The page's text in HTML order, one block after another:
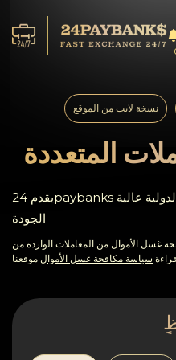
الخدمات
افاحتٍاظٍات
ففشر?اء
آراء
اف?نالٍل
المتعددة
نسخة لايت من الموقع
يقدم 24paybanks خدمات تحويل الأموال الإلكترونية الدولية عالية
الجودة
غسل الأموال من المعاملات الواردة من
سياسة مكافحة غسل الأموال موقعنا